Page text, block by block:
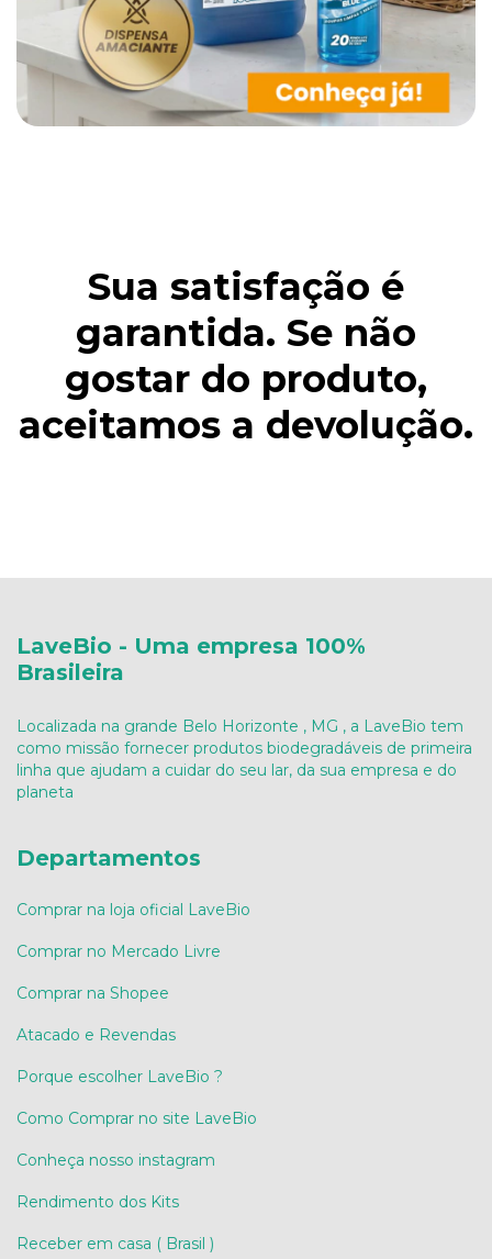
Sua satisfação é
garantida. Se não
gostar do produto,
aceitamos a devolução.
LaveBio - Uma empresa 100%
Brasileira
Localizada na grande Belo Horizonte , MG , a LaveBio tem
como missão fornecer produtos biodegradáveis de primeira
linha que ajudam a cuidar do seu lar, da sua empresa e do
planeta
Departamentos
Comprar na loja oficial LaveBio
Comprar no Mercado Livre
Comprar na Shopee
Atacado e Revendas
Porque escolher LaveBio ?
Como Comprar no site LaveBio
Conheça nosso instagram
Rendimento dos Kits
Receber em casa ( Brasil )